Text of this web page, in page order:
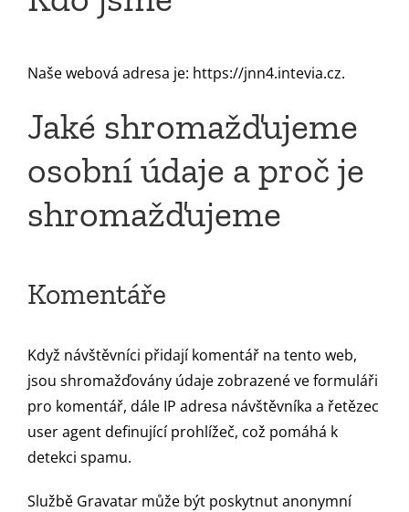
Naše webová adresa je: https://jnn4.intevia.cz.
Jaké shromažďujeme
osobní údaje a proč je
shromažďujeme
Komentáře
Když návštěvníci přidají komentář na tento web,
jsou shromažďovány údaje zobrazené ve formuláři
pro komentář, dále IP adresa návštěvníka a řetězec
user agent definující prohlížeč, což pomáhá k
detekci spamu.
Službě Gravatar může být poskytnut anonymní